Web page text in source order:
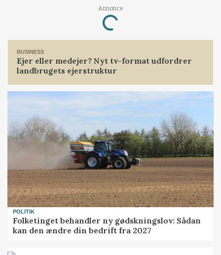
Annonce
Loading...
BUSINESS
Ejer eller medejer? Nyt tv-format udfordrer
landbrugets ejerstruktur
POLITIK
Folketinget behandler ny gødskningslov: Sådan
kan den ændre din bedrift fra 2027